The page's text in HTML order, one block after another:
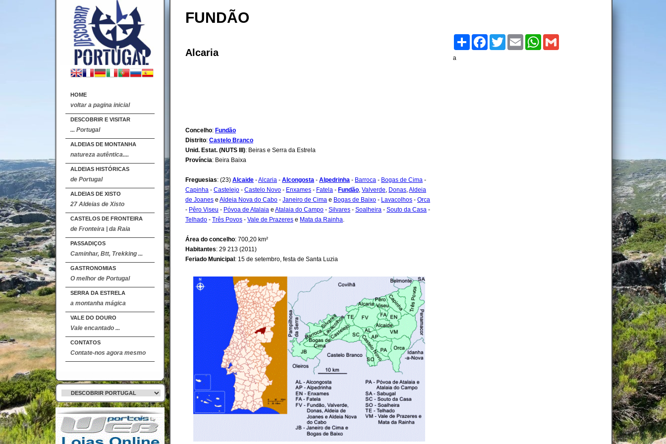
HOME
voltar a pagina inicial
DESCOBRIR E VISITAR
... Portugal
ALDEIAS DE MONTANHA
natureza autêntica....
ALDEIAS HISTÓRICAS
de Portugal
ALDEIAS DE XISTO
27 Aldeias de Xisto
CASTELOS DE FRONTEIRA
de Fronteira | da Raia
PASSADIÇOS
Caminhar, Btt, Trekking ...
GASTRONOMIAS
O melhor de Portugal
SERRA DA ESTRELA
a montanha mágica
VALE DO DOURO
Vale encantado ...
CONTATOS
Contate-nos agora mesmo
FUNDÃO
Alcaria
Concelho: Fundão
Distrito: Castelo Branco
Unid. Estat. (NUTS III): Beiras e Serra da Estrela
Província: Beira Baixa
Freguesias: (23) Alcaide -Alcaria - Alcongosta - Alpedrinha - Barroca - Bogas de Cima -
Capinha - Castelejo - Castelo Novo - Enxames - Fatela - Fundão, Valverde, Donas,Aldeia
de Joanes e Aldeia Nova do Cabo - Janeiro de Cima e Bogas de Baixo - Lavacolhos - Orca
- Pêro Viseu - Póvoa de Atalaia e Atalaia do Campo - Silvares - Soalheira - Souto da Casa -
Telhado - Três Povos - Vale de Prazeres e Mata da Rainha.
Área do concelho: 700,20 km²
Habitantes: 29 213 (2011)
Feriado Municipal : 15 de setembro, festa de Santa Luzia
CompartilheFacebookTwitter Email WhatsApp
a